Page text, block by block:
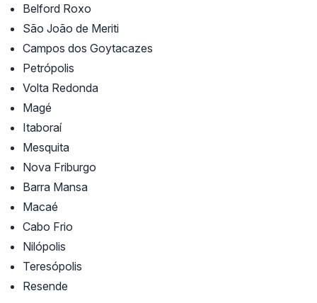
Belford Roxo
São João de Meriti
Campos dos Goytacazes
Petrópolis
Volta Redonda
Magé
Itaboraí
Mesquita
Nova Friburgo
Barra Mansa
Macaé
Cabo Frio
Nilópolis
Teresópolis
Resende